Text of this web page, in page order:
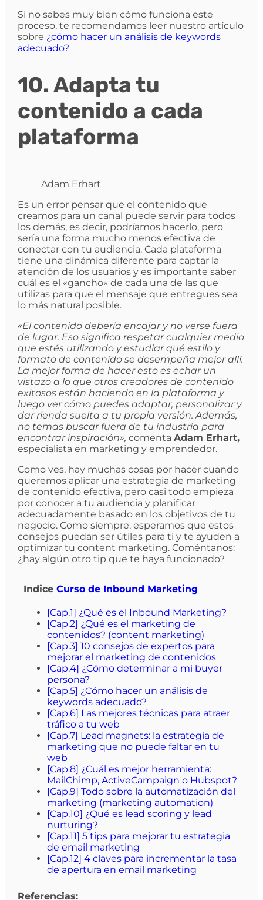
Si no sabes muy bien cómo funciona este
proceso, te recomendamos leer nuestro artículo
sobre ¿cómo hacer un análisis de keywords
adecuado?
10. Adapta tu
contenido a cada
plataforma
Adam Erhart
Es un error pensar que el contenido que
creamos para un canal puede servir para todos
los demás, es decir, podríamos hacerlo, pero
sería una forma mucho menos efectiva de
conectar con tu audiencia. Cada plataforma
tiene una dinámica diferente para captar la
atención de los usuarios y es importante saber
cuál es el «gancho» de cada una de las que
utilizas para que el mensaje que entregues sea
lo más natural posible.
«El contenido debería encajar y no verse fuera
de lugar. Eso significa respetar cualquier medio
que estés utilizando y estudiar qué estilo y
formato de contenido se desempeña mejor allí.
La mejor forma de hacer esto es echar un
vistazo a lo que otros creadores de contenido
exitosos están haciendo en la plataforma y
luego ver cómo puedes adaptar, personalizar y
dar rienda suelta a tu propia versión. Además,
no temas buscar fuera de tu industria para
encontrar inspiración», comenta Adam Erhart,
especialista en marketing y emprendedor.
Como ves, hay muchas cosas por hacer cuando
queremos aplicar una estrategia de marketing
de contenido efectiva, pero casi todo empieza
por conocer a tu audiencia y planificar
adecuadamente basado en los objetivos de tu
negocio. Como siempre, esperamos que estos
consejos puedan ser útiles para ti y te ayuden a
optimizar tu content marketing. Coméntanos:
¿hay algún otro tip que te haya funcionado?
Indice Curso de Inbound Marketing
[Cap.1] ¿Qué es el Inbound Marketing?
[Cap.2] ¿Qué es el marketing de
contenidos? (content marketing)
[Cap.3] 10 consejos de expertos para
mejorar el marketing de contenidos
[Cap.4] ¿Cómo determinar a mi buyer
persona?
[Cap.5] ¿Cómo hacer un análisis de
keywords adecuado?
[Cap.6] Las mejores técnicas para atraer
tráfico a tu web
[Cap.7] Lead magnets: la estrategia de
marketing que no puede faltar en tu
web
[Cap.8] ¿Cuál es mejor herramienta:
MailChimp, ActiveCampaign o Hubspot?
[Cap.9] Todo sobre la automatización del
marketing (marketing automation)
[Cap.10] ¿Qué es lead scoring y lead
nurturing?
[Cap.11] 5 tips para mejorar tu estrategia
de email marketing
[Cap.12] 4 claves para incrementar la tasa
de apertura en email marketing
Referencias: